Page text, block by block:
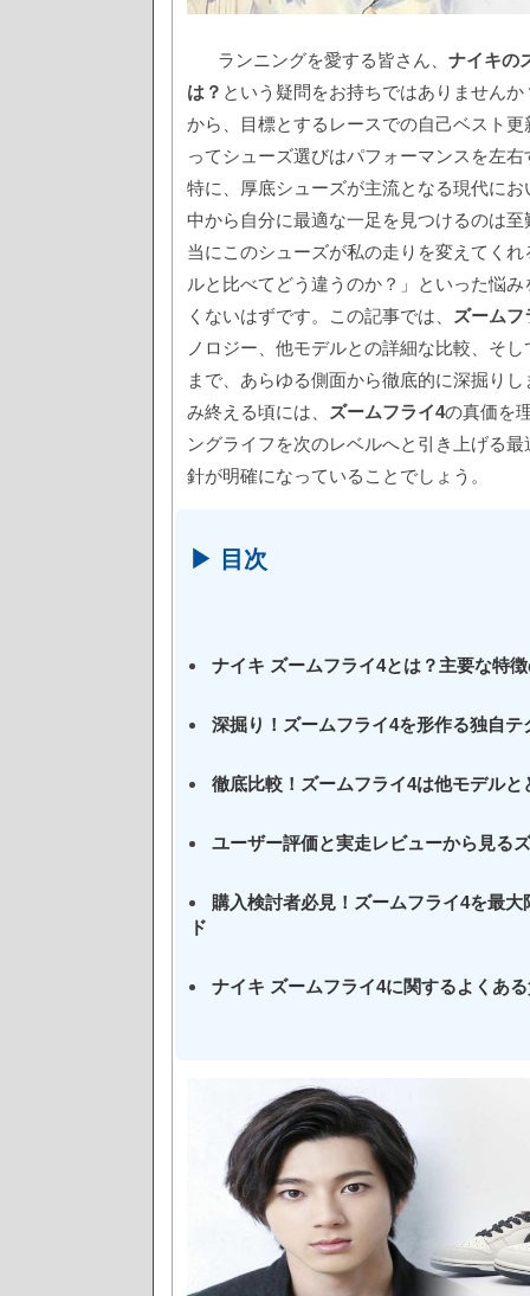
ランニングを愛する皆さん、 ナイキの
は？ という疑問をお持ちではありません
から、目標とするレースでの自己ベスト
ってシューズ選びはパフォーマンスを左
特に、厚底シューズが主流となる現代に
中から自分に最適な一足を見つけるのは
当にこのシューズが私の走りを変えてく
ルと比べてどう違うのか？」といった悩
くないはずです。この記事では、
ズームフ
ノロジー、他モデルとの詳細な比較、そ
まで、あらゆる側面から徹底的に深掘り
み終える頃には、
ズームフライ4の真価を
ングライフを次のレベルへと引き上げる
針が明確になっていることでしょう。
▶ 目次
ナイキ ズームフライ4とは？主要な特
深掘り！ズームフライ4を形作る独自
徹底比較！ズームフライ4は他モデルと
ユーザー評価と実走レビューから見る
購入検討者必見！ズームフライ4を最
ド
ナイキ ズームフライ4に関するよくあ